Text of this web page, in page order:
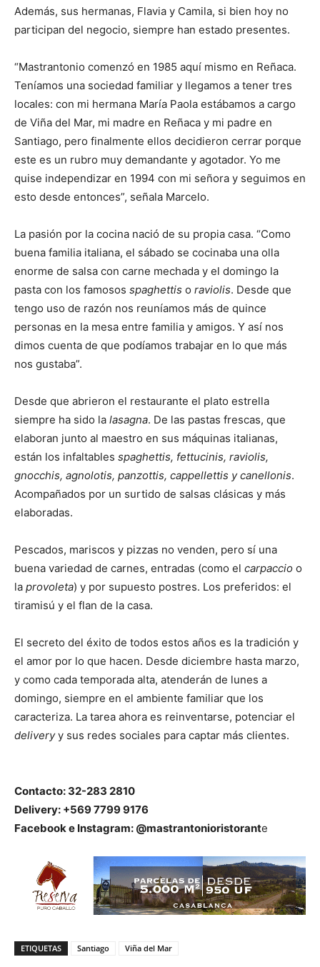
Además, sus hermanas, Flavia y Camila, si bien hoy no
participan del negocio, siempre han estado presentes.
“Mastrantonio comenzó en 1985 aquí mismo en Reñaca.
Teníamos una sociedad familiar y llegamos a tener tres
locales: con mi hermana María Paola estábamos a cargo
de Viña del Mar, mi madre en Reñaca y mi padre en
Santiago, pero finalmente ellos decidieron cerrar porque
este es un rubro muy demandante y agotador. Yo me
quise independizar en 1994 con mi señora y seguimos en
esto desde entonces”, señala Marcelo.
La pasión por la cocina nació de su propia casa. “Como
buena familia italiana, el sábado se cocinaba una olla
enorme de salsa con carne mechada y el domingo la
pasta con los famosos spaghettis o raviolis. Desde que
tengo uso de razón nos reuníamos más de quince
personas en la mesa entre familia y amigos. Y así nos
dimos cuenta de que podíamos trabajar en lo que más
nos gustaba”.
Desde que abrieron el restaurante el plato estrella
siempre ha sido la lasagna. De las pastas frescas, que
elaboran junto al maestro en sus máquinas italianas,
están los infaltables spaghettis, fettucinis, raviolis,
gnocchis, agnolotis, panzottis, cappellettis y canellonis.
Acompañados por un surtido de salsas clásicas y más
elaboradas.
Pescados, mariscos y pizzas no venden, pero sí una
buena variedad de carnes, entradas (como el carpaccio o
la provoleta) y por supuesto postres. Los preferidos: el
tiramisú y el flan de la casa.
El secreto del éxito de todos estos años es la tradición y
el amor por lo que hacen. Desde diciembre hasta marzo,
y como cada temporada alta, atenderán de lunes a
domingo, siempre en el ambiente familiar que los
caracteriza. La tarea ahora es reinventarse, potenciar el
deliveryy sus redes sociales para captar más clientes.
Contacto: 32-283 2810
Delivery: +569 7799 9176
Facebook e Instagram: @mastrantonioristorante
ETIQUETAS Santiago Viña del Mar